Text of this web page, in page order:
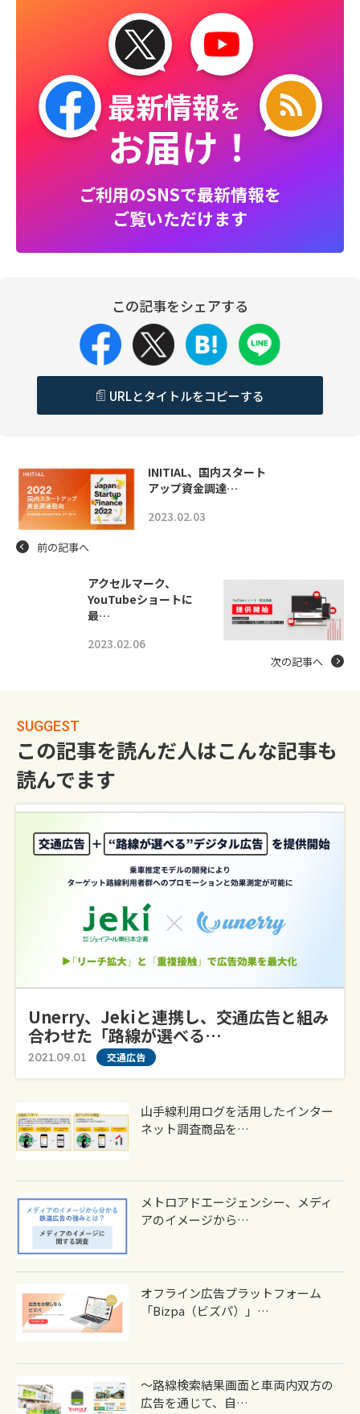
最新情報を
お届け！
ご利用のSNSで最新情報を
ご覧いただけます
この記事をシェアする
URLとタイトルをコピーする
INITIAL、国内スタート
アップ資金調達…
2023.02.03
前の記事へ
アクセルマーク、
YouTubeショートに
最…
2023.02.06
次の記事へ
SUGGEST
この記事を読んだ人はこんな記事も
読んでます
Unerry、jekiと連携し、交通広告と組み
合わせた「路線が選べる…
2021.09.01 交通広告
山手線利用ログを活用したインター
ネット調査商品を…
メトロアドエージェンシー、メディ
アのイメージから…
オフライン広告プラットフォーム
「Bizpa（ビズパ）」…
～路線検索結果画面と車両内双方の
広告を通じて、自…